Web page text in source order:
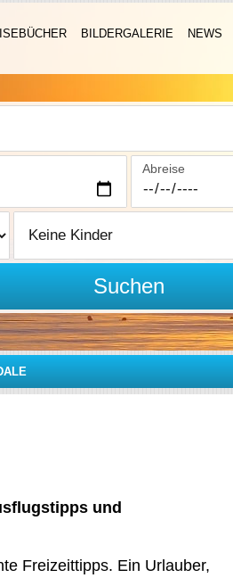
BILDERGALERIE NEWS
Abreise
Suchen
und
Freizeittipps. Ein Urlauber,